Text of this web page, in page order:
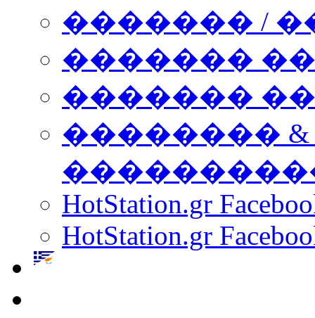
������� /
�������
������� ���
��������
HotStation.gr
HotStation.gr